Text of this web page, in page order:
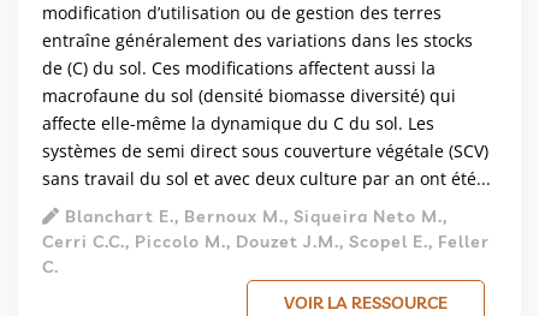
modification d’utilisation ou de gestion des terres
entraîne généralement des variations dans les stocks
de (C) du sol. Ces modifications affectent aussi la
macrofaune du sol (densité biomasse diversité) qui
affecte elle-même la dynamique du C du sol. Les
systèmes de semi direct sous couverture végétale (SCV)
sans travail du sol et avec deux culture par an ont été...
Blanchart E., Bernoux M., Siqueira Neto M.,
Cerri C.C., Piccolo M., Douzet J.M., Scopel E., Feller
C.
VOIR LA RESSOURCE